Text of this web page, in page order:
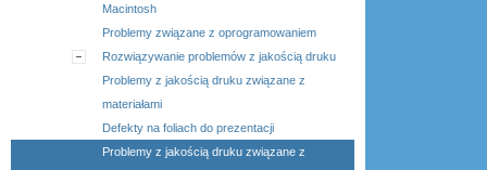
Macintosh
Problemy związane z oprogramowaniem
Rozwiązywanie problemów z jakością druku
Problemy z jakością druku związane z
materiałami
Defekty na foliach do prezentacji
Problemy z jakością druku związane z